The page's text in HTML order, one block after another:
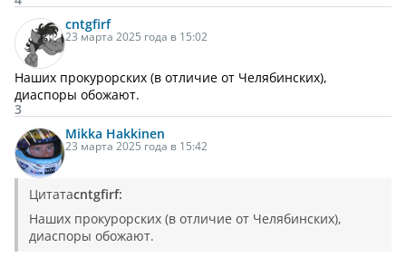
cntgfirf
23 марта 2025 года в 15:02
Наших прокурорских (в отличие от Челябинских),
диаспоры обожают.
3
Mikka Hakkinen
23 марта 2025 года в 15:42
Цитатаcntgfirf:
Наших прокурорских (в отличие от Челябинских),
диаспоры обожают.